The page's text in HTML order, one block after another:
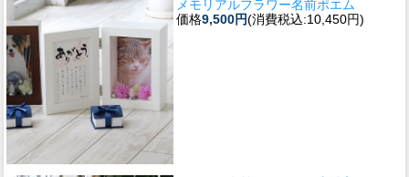
メモリアルフラワー名前ポエム
価格9,500円(消費税込:10,450円)